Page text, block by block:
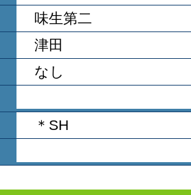
味生第二
津田
なし
＊SH